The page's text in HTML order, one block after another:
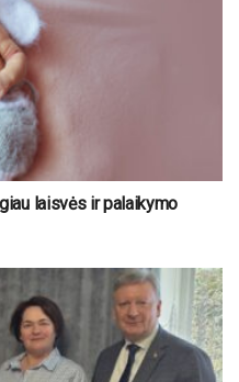
laisvės ir palaikymo